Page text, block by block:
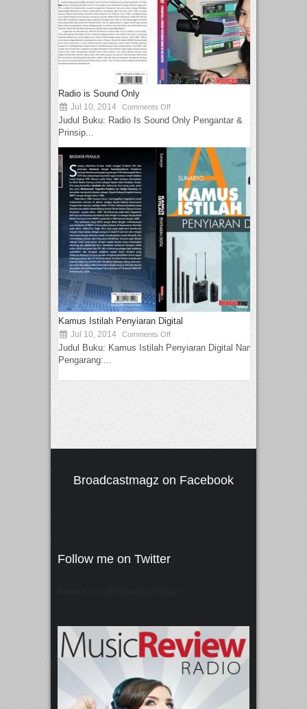
Radio is Sound Only
Jul 10, 2014 Comments Off
Judul Buku: Radio Is Sound Only Pengantar &
Prinsip...
Kamus Istilah Penyiaran Digital
Jul 10, 2014 Comments Off
Judul Buku: Kamus Istilah Penyiaran Digital Nama
Pengarang:...
Broadcastmagz on Facebook
Follow me on Twitter